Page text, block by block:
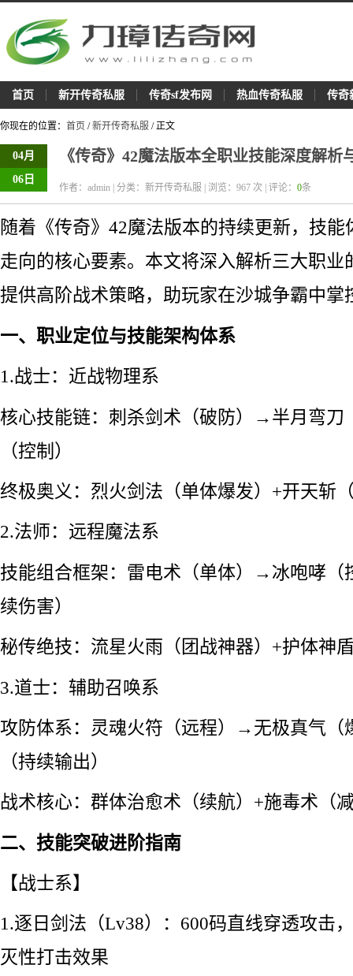
首页 新开传奇私服 传奇sf发布网 热血传奇私服 传奇
你现在的位置： 首页 /新开传奇私服 / 正文
04月
06日
《传奇》42魔法版本全职业技能深度解析
作者：admin | 分类：新开传奇私服 | 浏览： 967 次 | 评论： 0条
随着《传奇》42魔法版本的持续更新，技
走向的核心要素。本文将深入解析三大职业
提供高阶战术策略，助玩家在沙城争霸中掌
一、职业定位与技能架构体系
1.战士：近战物理系
核心技能链：刺杀剑术（破防）→半月弯
（控制）
终极奥义：烈火剑法（单体爆发）+开天斩
2.法师：远程魔法系
技能组合框架：雷电术（单体）→冰咆哮
续伤害）
秘传绝技：流星火雨（团战神器）+护体神
3.道士：辅助召唤系
攻防体系：灵魂火符（远程）→无极真气
（持续输出）
战术核心：群体治愈术（续航）+施毒术（
二、技能突破进阶指南
【战士系】
1.逐日剑法（Lv38）：600码直线穿透攻击
灭性打击效果